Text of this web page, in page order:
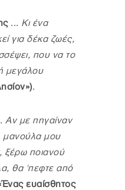
... Κι ένα
για δέκα ζωές,
που να το
μεγάλου
.
Αν με πηγαίναν
μανούλα μου
ξέρω ποιανού
θα 'πεφτε από
Ένας ευαίσθητος